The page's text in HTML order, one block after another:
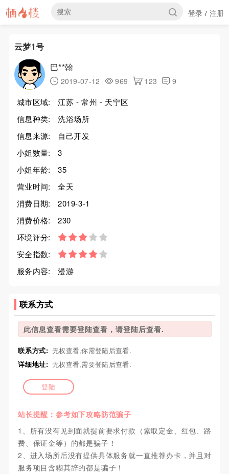
登录 / 注册
云梦1号
巴**翰
2019-07-12 969 123 9
城市区域:
江苏 - 常州 - 天宁区
信息种类:
洗浴场所
信息来源:
自己开发
小姐数量:
3
小姐年龄:
35
营业时间:
全天
消费日期:
2019-3-1
消费价格:
230
环境评分:
安全指数:
服务内容:
漫游
联系方式
此信息查看需要登陆查看，请登陆后查看.
联系方式: 无权查看,你需登陆后查看.
详细地址: 无权查看,需要登陆后查看.
登陆
站长提醒：参考如下攻略防范骗子
1、所有没有见到面就提前要求付款（索取定金、红包、路
费、保证金等）的都是骗子！
2、进入场所后没有提供具体服务就一直推荐办卡，并且对
服务项目含糊其辞的都是骗子！